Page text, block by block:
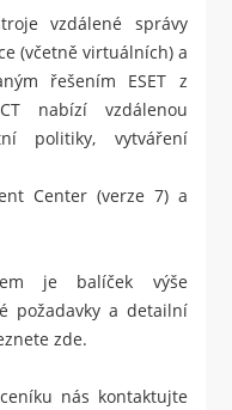
vzdálené správy
(včetně virtuálních) a
řešením ESET z
nabízí vzdálenou
politiky, vytváření
Center (verze 7) a
je balíček výše
požadavky a detailní
zde.
nás kontaktujte